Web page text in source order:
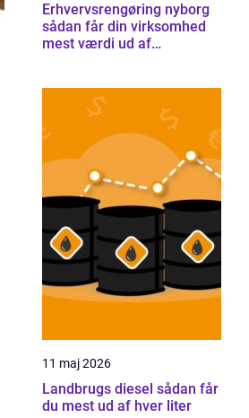
Erhvervsrengøring nyborg
sådan får din virksomhed
mest værdi ud af
11 maj 2026
Landbrugs diesel sådan får
du mest ud af hver liter